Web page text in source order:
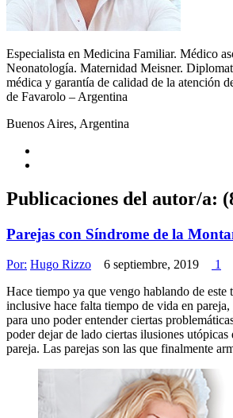
Especialista en Medicina Familiar. Médico
Neonatología. Maternidad Meisner.
médica y garantía de calidad de la atención
de Favarolo – Argentina
Buenos Aires, Argentina
Publicaciones del autor/a:
Parejas con Síndrome de la
Por: Hugo Rizzo 6 septiembre, 2019
1
Hace tiempo ya que vengo hablando de este
inclusive hace falta tiempo de vida en
para uno poder entender ciertas
poder dejar de lado ciertas ilusiones utópicas
pareja. Las parejas son las que finalmente